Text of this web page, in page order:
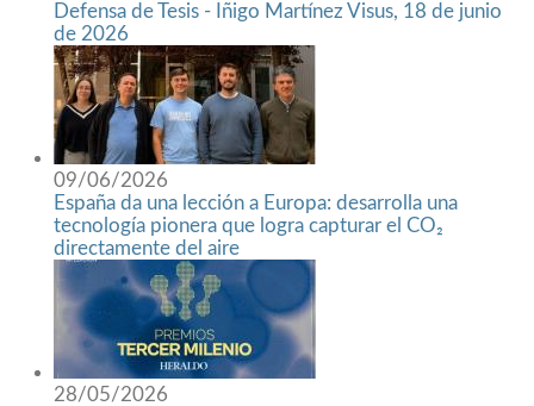
Defensa de Tesis - Iñigo Martínez Visus, 18 de junio
de 2026
09/06/2026
España da una lección a Europa: desarrolla una
tecnología pionera que logra capturar el CO₂
directamente del aire
28/05/2026